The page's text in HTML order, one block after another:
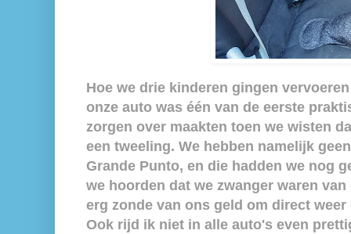
Hoe we drie kinderen gingen
onze auto was één van de eerste
zorgen over maakten toen we wisten
een tweeling. We hebben namelijk
Grande Punto, en die hadden we nog
we hoorden dat we zwanger waren
erg zonde van ons geld om direct
Ook rijd ik niet in alle auto's even